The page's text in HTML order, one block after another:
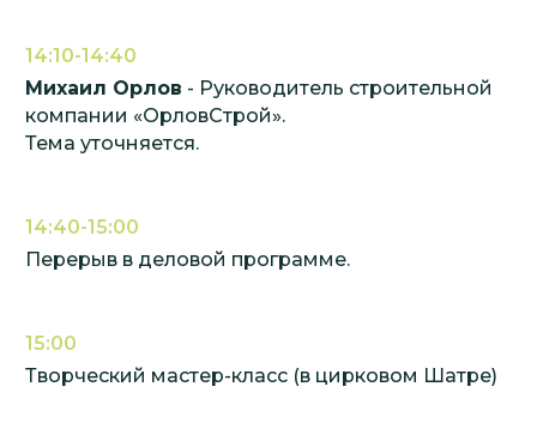
14:10-14:40
Михаил Орлов - Руководитель строительной
компании «ОрловСтрой».
Тема уточняется.
14:40-15:00
Перерыв в деловой программе.
15:00
Творческий мастер-класс (в цирковом Шатре)